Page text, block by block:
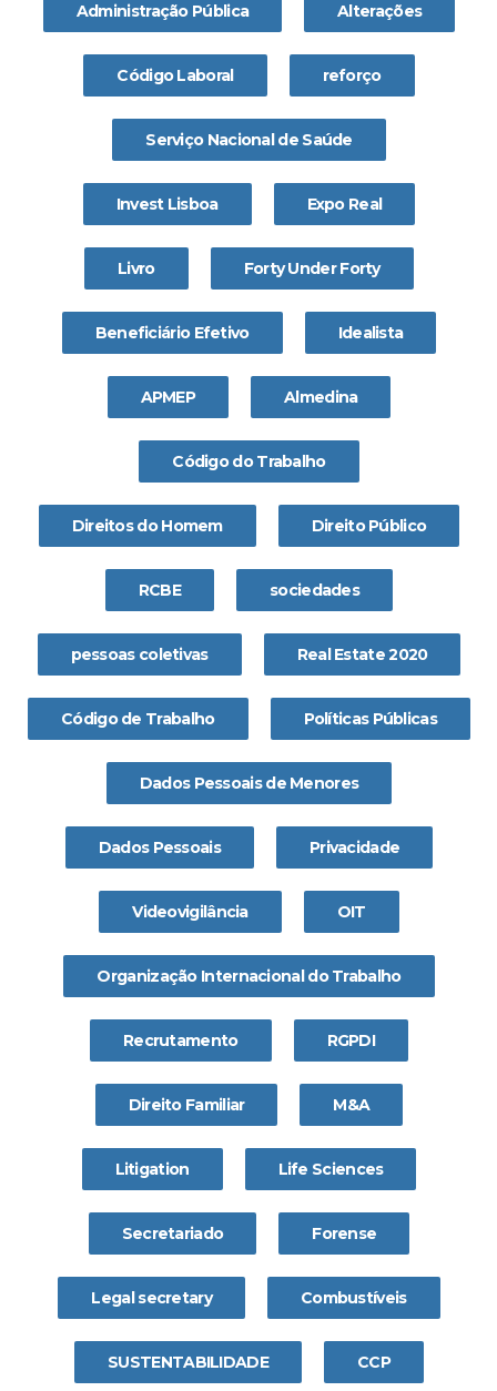
Administração Pública Alterações
Código Laboral reforço
Serviço Nacional de Saúde
Invest Lisboa Expo Real
Livro Forty Under Forty
Beneficiário Efetivo Idealista
APMEP Almedina
Código do Trabalho
Direitos do Homem Direito Público
RCBE sociedades
pessoas coletivas Real Estate 2020
Código de Trabalho Políticas Públicas
Dados Pessoais de Menores
Dados Pessoais Privacidade
Videovigilância OIT
Organização Internacional do Trabalho
Recrutamento RGPDI
Direito Familiar M&A
Litigation Life Sciences
Secretariado Forense
Legal secretary Combustíveis
SUSTENTABILIDADE CCP